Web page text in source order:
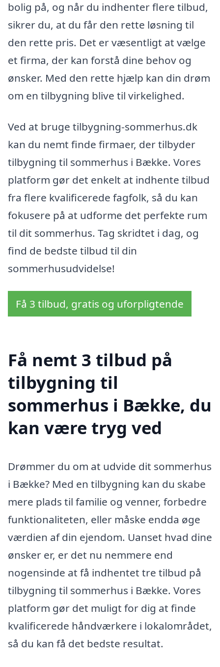
bolig på, og når du indhenter flere tilbud,
sikrer du, at du får den rette løsning til
den rette pris. Det er væsentligt at vælge
et firma, der kan forstå dine behov og
ønsker. Med den rette hjælp kan din drøm
om en tilbygning blive til virkelighed.
Ved at bruge tilbygning-sommerhus.dk
kan du nemt finde firmaer, der tilbyder
tilbygning til sommerhus i Bække. Vores
platform gør det enkelt at indhente tilbud
fra flere kvalificerede fagfolk, så du kan
fokusere på at udforme det perfekte rum
til dit sommerhus. Tag skridtet i dag, og
find de bedste tilbud til din
sommerhusudvidelse!
Få 3 tilbud, gratis og uforpligtende
Få nemt 3 tilbud på
tilbygning til
sommerhus i Bække, du
kan være tryg ved
Drømmer du om at udvide dit sommerhus
i Bække? Med en tilbygning kan du skabe
mere plads til familie og venner, forbedre
funktionaliteten, eller måske endda øge
værdien af din ejendom. Uanset hvad dine
ønsker er, er det nu nemmere end
nogensinde at få indhentet tre tilbud på
tilbygning til sommerhus i Bække. Vores
platform gør det muligt for dig at finde
kvalificerede håndværkere i lokalområdet,
så du kan få det bedste resultat.